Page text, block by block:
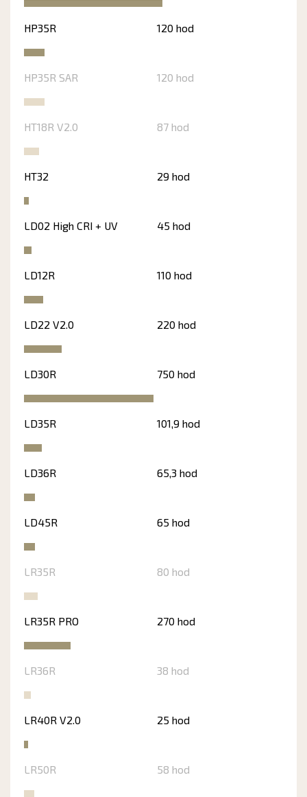
HP35R 120 hod
HP35R SAR 120 hod
HT18R V2.0 87 hod
HT32 29 hod
LD02 High CRI + UV 45 hod
LD12R 110 hod
LD22 V2.0 220 hod
LD30R 750 hod
LD35R 101,9 hod
LD36R 65,3 hod
LD45R 65 hod
LR35R 80 hod
LR35R PRO 270 hod
LR36R 38 hod
LR40R V2.0 25 hod
LR50R 58 hod